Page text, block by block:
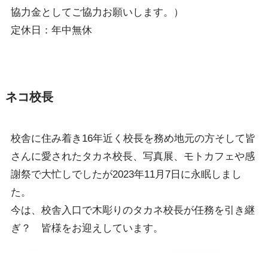
協力金としてご協力お願いします。）
定休日：年中無休
ネコ校長
校舎に住み着き16年近く校長を務め地元の方そして皆
さんに愛されたタカネ校長、写真展、モトカフェや感
謝祭で大忙しでしたが2023年11月7日に永眠しまし
た。
今は、校舎入口で木彫りのタカネ校長が任務を引き継
ぎ？ 皆様をお迎えしています。